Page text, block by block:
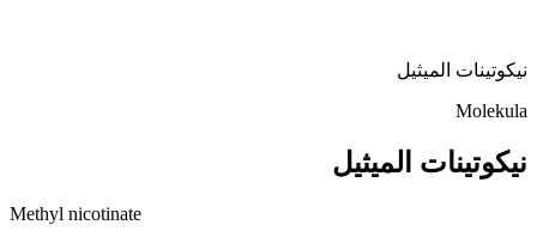
نيكوتينات الميثيل
Molekula
نيكوتينات الميثيل
Methyl nicotinate